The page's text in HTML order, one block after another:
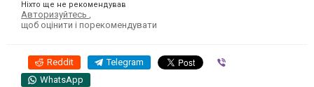
Ніхто ще не рекомендував
Авторизуйтесь
щоб оцінити і порекомендувати
Reddit Telegram
WhatsApp